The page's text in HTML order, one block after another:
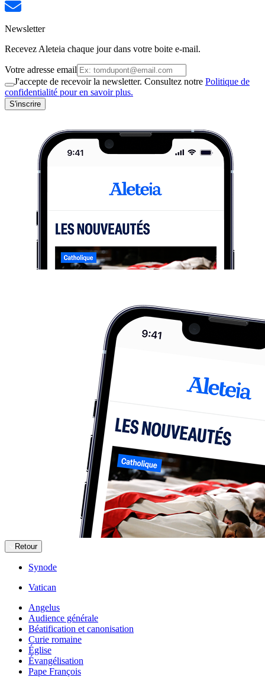
Newsletter
Recevez Aleteia chaque jour dans votre boite e-mail.
Votre adresse email
J'accepte de recevoir la newsletter. Consultez notre Politique de
confidentialité pour en savoir plus.
S'inscrire
Retour
Synode
Vatican
Angelus
Audience générale
Béatification et canonisation
Curie romaine
Église
Évangélisation
Pape François